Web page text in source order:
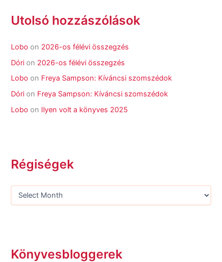
Utolsó hozzászólások
Lobo on 2026-os félévi összegzés
Dóri on 2026-os félévi összegzés
Lobo on Freya Sampson: Kíváncsi szomszédok
Dóri on Freya Sampson: Kíváncsi szomszédok
Lobo on Ilyen volt a könyves 2025
Régiségek
Könyvesbloggerek